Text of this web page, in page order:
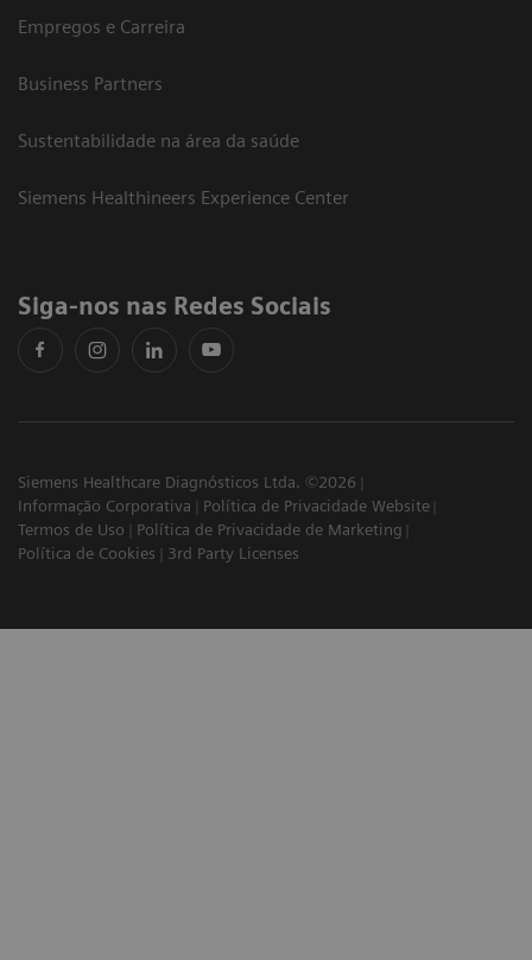
Empregos e Carreira
Business Partners
Sustentabilidade na área da saúde
Siemens Healthineers Experience Center
Siga-nos nas Redes Sociais
Siemens Healthcare Diagnósticos Ltda. ©2026
Informação Corporativa
Política de Privacidade Website
Termos de Uso
Política de Privacidade de Marketing
Política de Cookies
3rd Party Licenses